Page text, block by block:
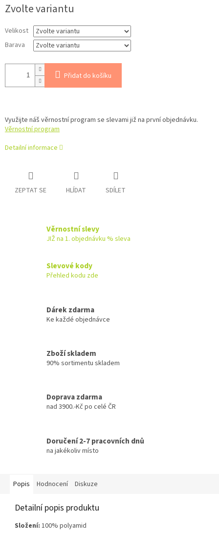
cena:
Zvolte variantu
Velikost
Barava
Přidat do košíku
Využijte náš věrnostní program se slevami již na první objednávku.
Věrnostní program
Detailní informace
ZEPTAT SE HLÍDAT SDÍLET
Věrnostní slevy
JIŽ na 1. objednávku % sleva
Slevové kody
Přehled kodu zde
Dárek zdarma
Ke každé objednávce
Zboží skladem
90% sortimentu skladem
Doprava zdarma
nad 3900.-Kč po celé ČR
Doručení 2-7 pracovních dnů
na jakékoliv místo
Popis Hodnocení Diskuze
Detailní popis produktu
Složení: 100% polyamid